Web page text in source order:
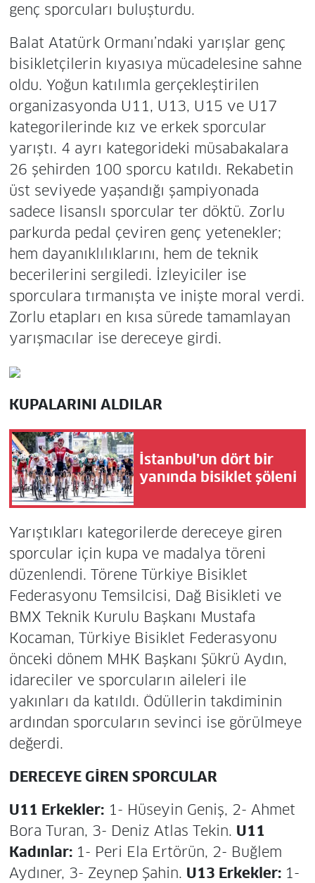
genç sporcuları buluşturdu.
Balat Atatürk Ormanı’ndaki yarışlar genç
bisikletçilerin kıyasıya mücadelesine sahne
oldu. Yoğun katılımla gerçekleştirilen
organizasyonda U11, U13, U15 ve U17
kategorilerinde kız ve erkek sporcular
yarıştı. 4 ayrı kategorideki müsabakalara
26 şehirden 100 sporcu katıldı. Rekabetin
üst seviyede yaşandığı şampiyonada
sadece lisanslı sporcular ter döktü. Zorlu
parkurda pedal çeviren genç yetenekler;
hem dayanıklılıklarını, hem de teknik
becerilerini sergiledi. İzleyiciler ise
sporculara tırmanışta ve inişte moral verdi.
Zorlu etapları en kısa sürede tamamlayan
yarışmacılar ise dereceye girdi.
KUPALARINI ALDILAR
İstanbul’un dört bir
yanında bisiklet şöleni
Yarıştıkları kategorilerde dereceye giren
sporcular için kupa ve madalya töreni
düzenlendi. Törene Türkiye Bisiklet
Federasyonu Temsilcisi, Dağ Bisikleti ve
BMX Teknik Kurulu Başkanı Mustafa
Kocaman, Türkiye Bisiklet Federasyonu
önceki dönem MHK Başkanı Şükrü Aydın,
idareciler ve sporcuların aileleri ile
yakınları da katıldı. Ödüllerin takdiminin
ardından sporcuların sevinci ise görülmeye
değerdi.
DERECEYE GİREN SPORCULAR
U11 Erkekler:1- Hüseyin Geniş, 2- Ahmet
Bora Turan, 3- Deniz Atlas Tekin. U11
Kadınlar: 1- Peri Ela Ertörün, 2- Buğlem
Aydıner, 3- Zeynep Şahin. U13 Erkekler: 1-